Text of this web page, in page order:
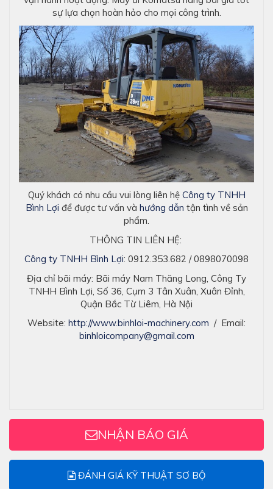
sự lựa chọn hoàn hảo cho mọi công trình.
Quý khách có nhu cầu vui lòng liên hệ Công ty TNHH
Bình Lợi để được tư vấn và hướng dẫn tận tình về sản
phẩm.
THÔNG TIN LIÊN HỆ:
Công ty TNHH Bình Lợi: 0912.353.682 / 0898070098
Địa chỉ bãi máy: Bãi máy Nam Thăng Long, Công Ty
TNHH Bình Lợi, Số 36, Cụm 3 Tân Xuân, Xuân Đỉnh,
Quận Bắc Từ Liêm, Hà Nội
Website: http://www.binhloi-machinery.com / Email:
binhloicompany@gmail.com
NHẬN BÁO GIÁ
ĐÁNH GIÁ KỸ THUẬT SƠ BỘ